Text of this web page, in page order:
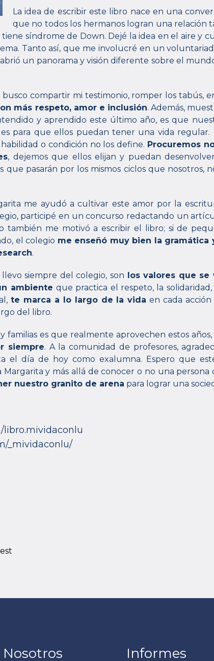
La idea de escribir este libro nace en una
que no todos los hermanos logran una relación
síndrome de Down. Dejé la idea en el aire y
Tanto así, que me involucré en un
un panorama y visión diferente sobre el
compartir mi testimonio, romper los tabús,
más respeto, amor e inclusión. Además,
y aprendido este último año, es que
para que ellos puedan tener una vida regular.
o condición no los define. Procuremos
, dejemos que ellos elijan y puedan
que pasarán por los mismos ciclos que nosotros,
me ayudó a cultivar este amor por la
participé en un concurso redactando un
también me motivó a escribir el libro; si de
el colegio me enseñó muy bien la
.
siempre del colegio, son
los valores que
ambienteque practica el respeto, la
te marca a lo largo de la vida en cada
del libro.
familias es que realmente aprovechen estos años,
siempre. A la comunidad de profesores,
el día de hoy como exalumna. Espero que
y más allá de conocer o no una persona
nuestro granito de arena para lograr una
libro.mividaconlu
_mividaconlu/
Nosotros Informes